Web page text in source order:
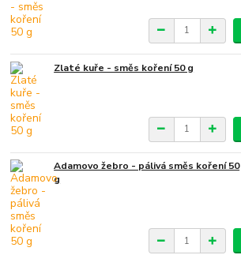
Zlaté kuře - směs koření 50 g
Adamovo žebro - pálivá směs koření 50
g